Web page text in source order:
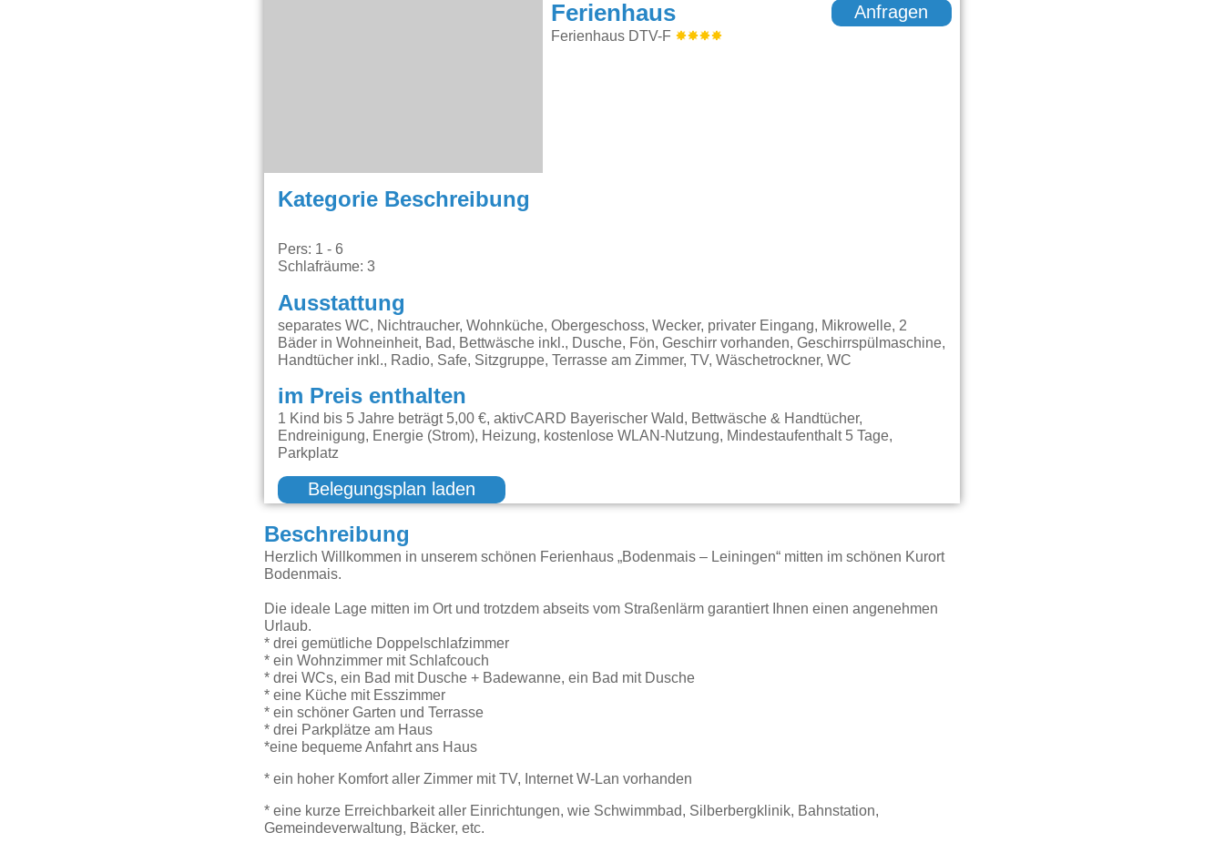
Ferienhaus
Ferienhaus DTV-F
Anfragen
Kategorie Beschreibung
Pers: 1 - 6
Schlafräume: 3
Ausstattung
separates WC, Nichtraucher, Wohnküche, Obergeschoss, Wecker, privater Eingang, Mikrowelle, 2
Bäder in Wohneinheit, Bad, Bettwäsche inkl., Dusche, Fön, Geschirr vorhanden, Geschirrspülmaschine,
Handtücher inkl., Radio, Safe, Sitzgruppe, Terrasse am Zimmer, TV, Wäschetrockner, WC
im Preis enthalten
1 Kind bis 5 Jahre beträgt 5,00 €, aktivCARD Bayerischer Wald, Bettwäsche & Handtücher,
Endreinigung, Energie (Strom), Heizung, kostenlose WLAN-Nutzung, Mindestaufenthalt 5 Tage,
Parkplatz
Belegungsplan laden
Beschreibung
Herzlich Willkommen in unserem schönen Ferienhaus „Bodenmais – Leiningen“ mitten im schönen Kurort
Bodenmais.
Die ideale Lage mitten im Ort und trotzdem abseits vom Straßenlärm garantiert Ihnen einen angenehmen
Urlaub.
* drei gemütliche Doppelschlafzimmer
* ein Wohnzimmer mit Schlafcouch
* drei WCs, ein Bad mit Dusche + Badewanne, ein Bad mit Dusche
* eine Küche mit Esszimmer
* ein schöner Garten und Terrasse
* drei Parkplätze am Haus
*eine bequeme Anfahrt ans Haus
* ein hoher Komfort aller Zimmer mit TV, Internet W-Lan vorhanden
* eine kurze Erreichbarkeit aller Einrichtungen, wie Schwimmbad, Silberbergklinik, Bahnstation,
Gemeindeverwaltung, Bäcker, etc.